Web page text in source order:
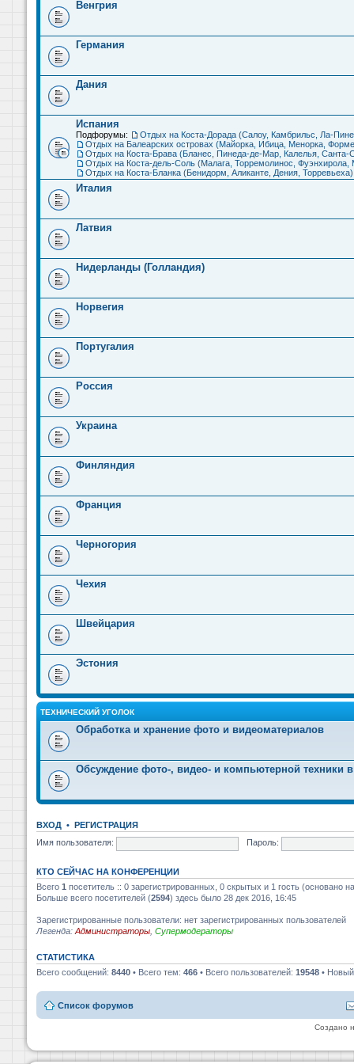
Венгрия
Германия
Дания
Испания
Подфорумы: Отдых на Коста-Дорада (Салоу, Камбрильс, Ла-
Отдых на Балеарских островах (Майорка, Ибица, Менорка,
Отдых на Коста-Брава (Бланес, Пинеда-де-Мар, Калелья, Санта-
Отдых на Коста-дель-Соль (Малага, Торремолинос, Фуэнхирола,
Отдых на Коста-Бланка (Бенидорм, Аликанте, Дения, Торревьеха)
Италия
Латвия
Нидерланды (Голландия)
Норвегия
Португалия
Россия
Украина
Финляндия
Франция
Черногория
Чехия
Швейцария
Эстония
ТЕХНИЧЕСКИЙ УГОЛОК
Обработка и хранение фото и видеоматериалов
Обсуждение фото-, видео- и компьютерной техники в
ВХОД • РЕГИСТРАЦИЯ
Имя пользователя:
Пароль:
КТО СЕЙЧАС НА КОНФЕРЕНЦИИ
Всего 1 посетитель :: 0 зарегистрированных, 0 скрытых и 1 гость (основано
Больше всего посетителей (2594) здесь было 28 дек 2016, 16:45
Зарегистрированные пользователи: нет зарегистрированных пользователей
Легенда: Администраторы Супермодераторы
СТАТИСТИКА
Всего сообщений: 8440 • Всего тем: 466 • Всего пользователей: 19548 •
Список форумов
Создано